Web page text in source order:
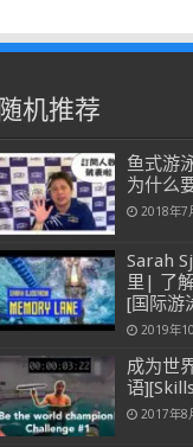
随机推荐
鱼式游
为什么
2018年7
Sarah
里| 了
[国际游
2019年
成为世
语
2017年8